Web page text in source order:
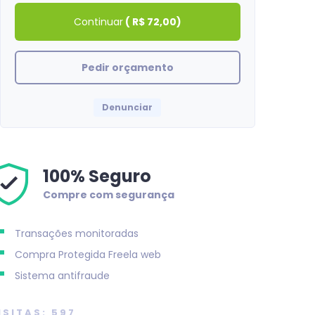
Continuar( R$ 72,00)
Pedir orçamento
Denunciar
100% Seguro
Compre com segurança
Transações monitoradas
Compra Protegida Freela web
Sistema antifraude